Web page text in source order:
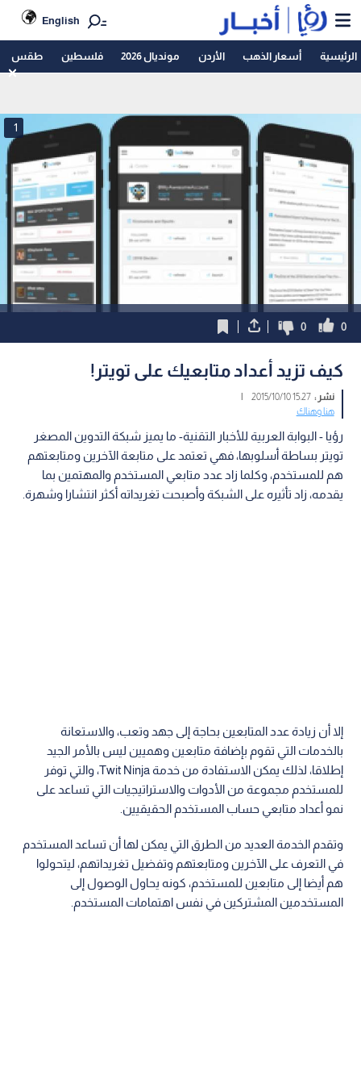
English
الرئيسية أسعار الذهب الأردن مونديال 2026 فلسطين طقس
1
0
0
كيف تزيد أعداد متابعيك على تويتر!
نشر :15:27 2015/10/10
|
هنا وهناك
رؤيا - البوابة العربية للأخبار التقنية- ما يميز شبكة التدوين المصغر
تويتر بساطة أسلوبها، فهي تعتمد على متابعة الآخرين ومتابعتهم
هم للمستخدم، وكلما زاد عدد متابعي المستخدم والمهتمين بما
يقدمه، زاد تأثيره على الشبكة وأصبحت تغريداته أكثر انتشارا وشهرة.
إلا أن زيادة عدد المتابعين بحاجة إلى جهد وتعب، والاستعانة
بالخدمات التي تقوم بإضافة متابعين وهميين ليس بالأمر الجيد
إطلاقا، لذلك يمكن الاستفادة من خدمة Twit Ninja، والتي توفر
للمستخدم مجموعة من الأدوات والاستراتيجيات التي تساعد على
نمو أعداد متابعي حساب المستخدم الحقيقيين.
وتقدم الخدمة العديد من الطرق التي يمكن لها أن تساعد المستخدم
في التعرف على الآخرين ومتابعتهم وتفضيل تغريداتهم، ليتحولوا
هم أيضا إلى متابعين للمستخدم، كونه يحاول الوصول إلى
المستخدمين المشتركين في نفس اهتمامات المستخدم.